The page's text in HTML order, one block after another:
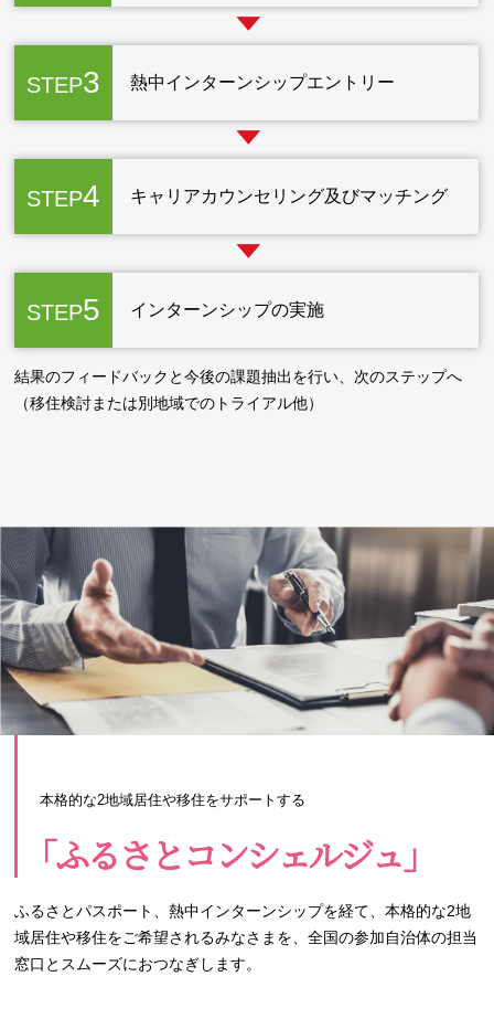
STEP3 熱中インターンシップエントリー
STEP4 キャリアカウンセリング及びマッチング
STEP5 インターンシップの実施
結果のフィードバックと今後の課題抽出を行い、次のステップへ
（移住検討または別地域でのトライアル他）
本格的な2地域居住や移住をサポートする
｢ふるさとコンシェルジュ｣
ふるさとパスポート、熱中インターンシップを経て、本格的な2地
域居住や移住をご希望されるみなさまを、全国の参加自治体の担当
窓口とスムーズにおつなぎします。